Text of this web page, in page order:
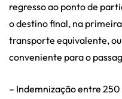
regresso ao ponto de
o destino final, na
transporte equivalente,
conveniente para o
– Indemnização entre